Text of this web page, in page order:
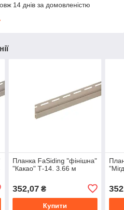
14 днів за домовленістю
Планка FaSiding "фінішна"
"Какао" Т-14. 3.66 м
352,07₴
Купити